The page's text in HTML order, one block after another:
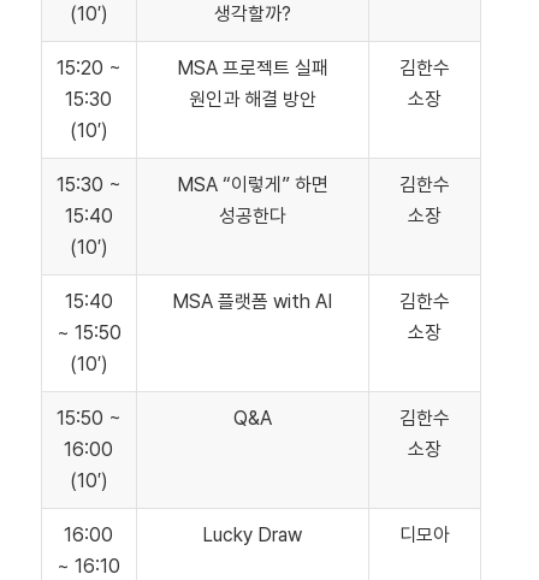
(10′) 생각할까?
15:20 ~
15:30
(10′)
MSA 프로젝트 실패
원인과 해결 방안
김한수
소장
15:30 ~
15:40
(10′)
MSA “이렇게” 하면
성공한다
김한수
소장
15:40
~ 15:50
(10′)
MSA 플랫폼 with AI
김한수
소장
15:50 ~
16:00
(10′)
Q&A
김한수
소장
16:00
~ 16:10
Lucky Draw 디모아